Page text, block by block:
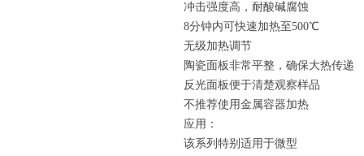
冲击强度高，耐酸碱腐蚀
8分钟内可快速加热至500℃
无级加热调节
陶瓷面板非常平整，确保大热传递
反光面板便于清楚观察样品
不推荐使用金属容器加热
应用：
该系列特别适用于微型